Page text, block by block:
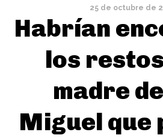
25 de octubre de
Habrían
los
madre
Miguel que